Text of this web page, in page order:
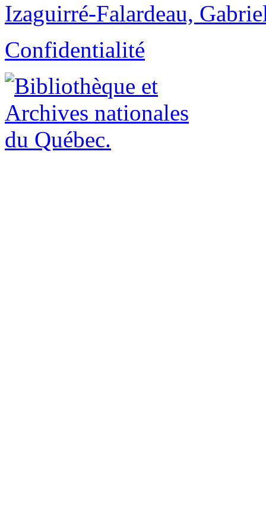
Izaguirré-Falardeau,
Confidentialité